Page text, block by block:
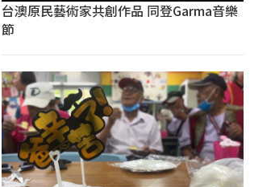
台澳原民藝術家共創作品 同登Garma音樂
節